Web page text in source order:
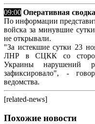
09:00 Оперативная
По информации
войска за минувшие
не открывали.
"За истекшие сутки 23
ЛНР в СЦКК со
Украины нарушений
зафиксировало", -
ведомства.
[related-news]
Похожие новости